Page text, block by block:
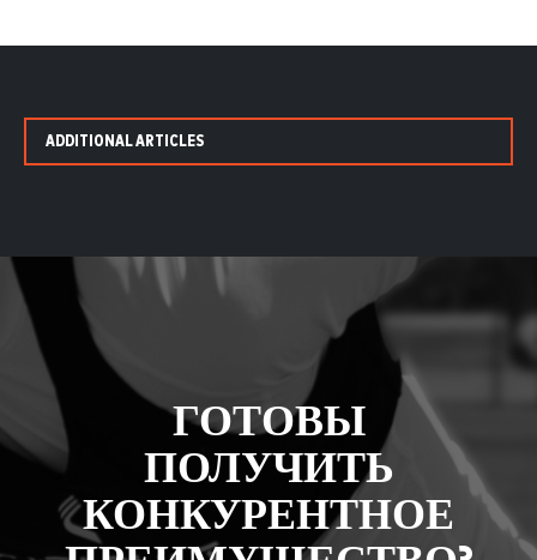
ADDITIONAL ARTICLES
ГОТОВЫ
ПОЛУЧИТЬ
КОНКУРЕНТНОЕ